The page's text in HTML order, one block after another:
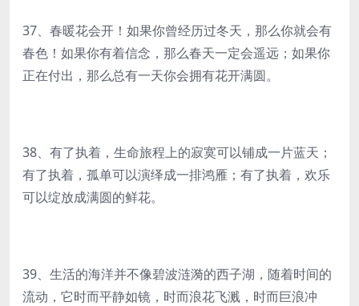
37、春暖花会开！如果你曾经历过冬天，那么你就会有
春色！如果你有着信念，那么春天一定会遥远；如果你
正在付出，那么总有一天你会拥有花开满圆。
38、有了执着，生命旅程上的寂寞可以铺成一片蓝天；
有了执着，孤单可以演绎成一排鸿雁；有了执着，欢乐
可以绽放成满圆的鲜花。
39、生活的海洋并不像碧波涟漪的西子湖，随着时间的
流动，它时而平静如镜，时而浪花飞溅，时而巨浪冲